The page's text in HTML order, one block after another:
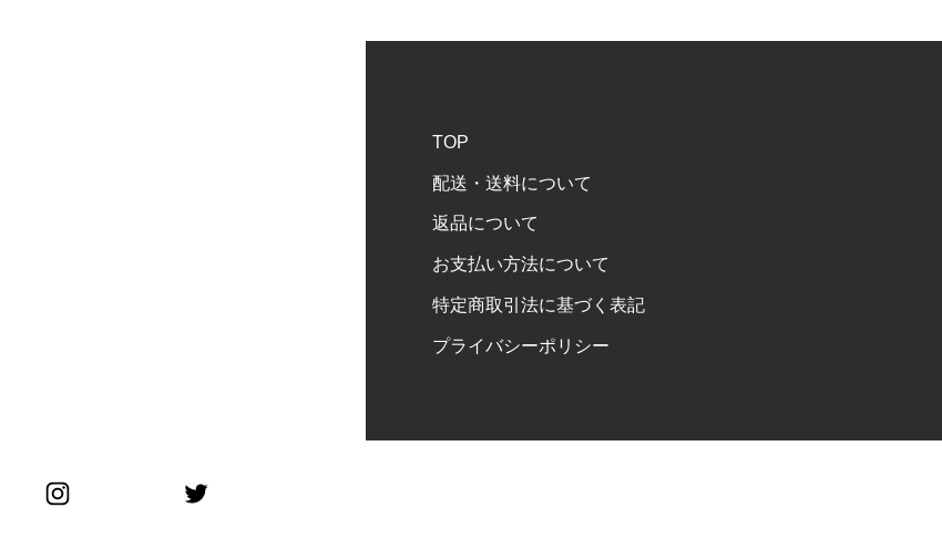
TOP
配送・送料について
返品について
お支払い方法について
特定商取引法に基づく表記
プライバシーポリシー